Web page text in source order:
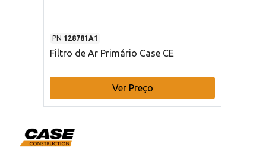
PN 128781A1
Filtro de Ar Primário Case CE
Ver Preço